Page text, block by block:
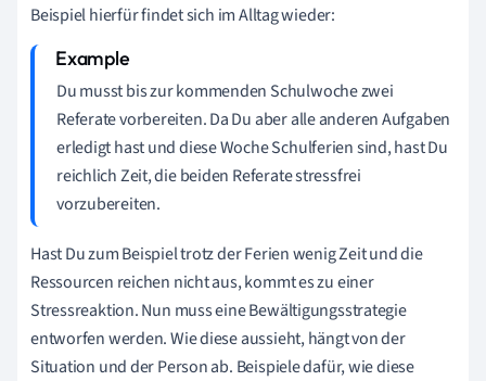
Beispiel hierfür findet sich im Alltag wieder:
Du musst bis zur kommenden Schulwoche zwei
Referate vorbereiten. Da Du aber alle anderen Aufgaben
erledigt hast und diese Woche Schulferien sind, hast Du
reichlich Zeit, die beiden Referate stressfrei
vorzubereiten.
Hast Du zum Beispiel trotz der Ferien wenig Zeit und die
Ressourcen reichen nicht aus, kommt es zu einer
Stressreaktion. Nun muss eine Bewältigungsstrategie
entworfen werden. Wie diese aussieht, hängt von der
Situation und der Person ab. Beispiele dafür, wie diese